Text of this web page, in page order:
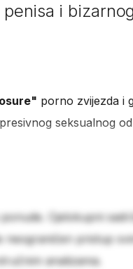
i
porno zvijezda i
seksualnog
Cjelokupni
pristup
analizama.